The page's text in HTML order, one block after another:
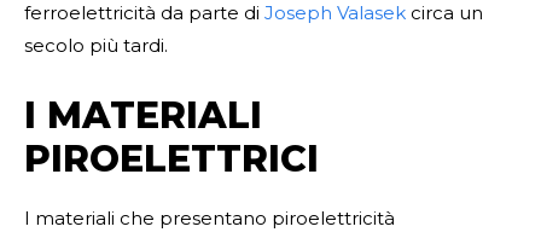
ferroelettricità da parte di Joseph Valasek circa un
secolo più tardi.
I MATERIALI
PIROELETTRICI
I materiali che presentano piroelettricità